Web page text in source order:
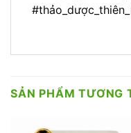
SẢN PHẨM TƯƠNG